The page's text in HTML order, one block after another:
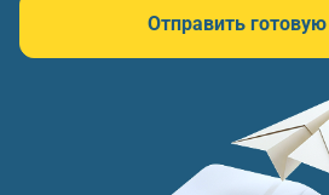
Отправить